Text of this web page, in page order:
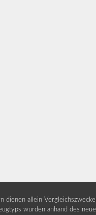
allein
wurden anhand des